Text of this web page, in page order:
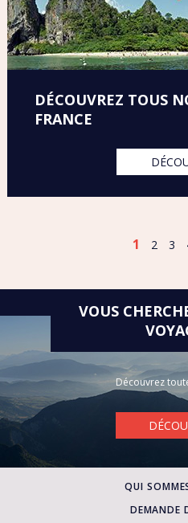
DÉCOUVREZ TOUS
FRANCE
1 2 3
VOUS
Découvrez
QUI
DEMANDE